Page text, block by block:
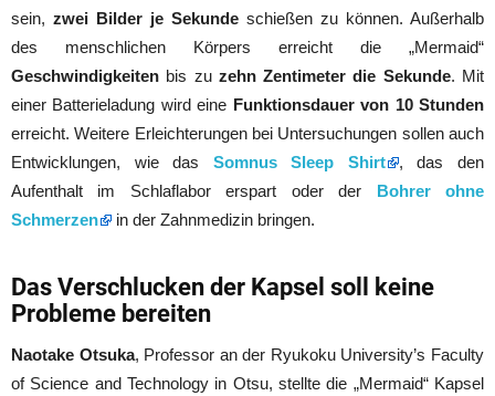
sein, zwei Bilder je Sekunde schießen zu können. Außerhalb
des menschlichen Körpers erreicht die „Mermaid“
Geschwindigkeiten bis zu zehn Zentimeter die Sekunde. Mit
einer Batterieladung wird eine Funktionsdauer von 10 Stunden
erreicht. Weitere Erleichterungen bei Untersuchungen sollen auch
Entwicklungen, wie das Somnus Sleep Shirt
, das den
Aufenthalt im Schlaflabor erspart oder der Bohrer ohne
Schmerzen
in der Zahnmedizin bringen.
Das Verschlucken der Kapsel soll keine
Probleme bereiten
Naotake Otsuka, Professor an der Ryukoku University’s Faculty
of Science and Technology in Otsu, stellte die „Mermaid“ Kapsel